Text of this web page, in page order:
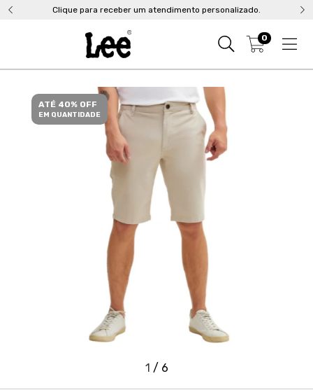
Clique para receber um atendimento personalizado.
0
ATÉ 40% OFF
EM QUANTIDADE
1 / 6